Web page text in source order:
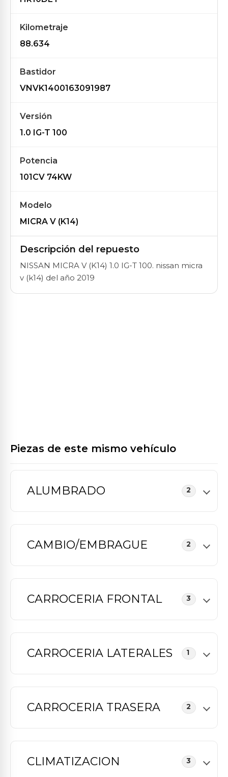
Kilometraje
88.634
Bastidor
VNVK1400163091987
Versión
1.0 IG-T 100
Potencia
101CV 74KW
Modelo
MICRA V (K14)
Descripción del repuesto
NISSAN MICRA V (K14) 1.0 IG-T 100. nissan micra
v (k14) del año 2019
Piezas de este mismo vehículo
ALUMBRADO 2
CAMBIO/EMBRAGUE 2
CARROCERIA FRONTAL 3
CARROCERIA LATERALES 1
CARROCERIA TRASERA 2
CLIMATIZACION 3